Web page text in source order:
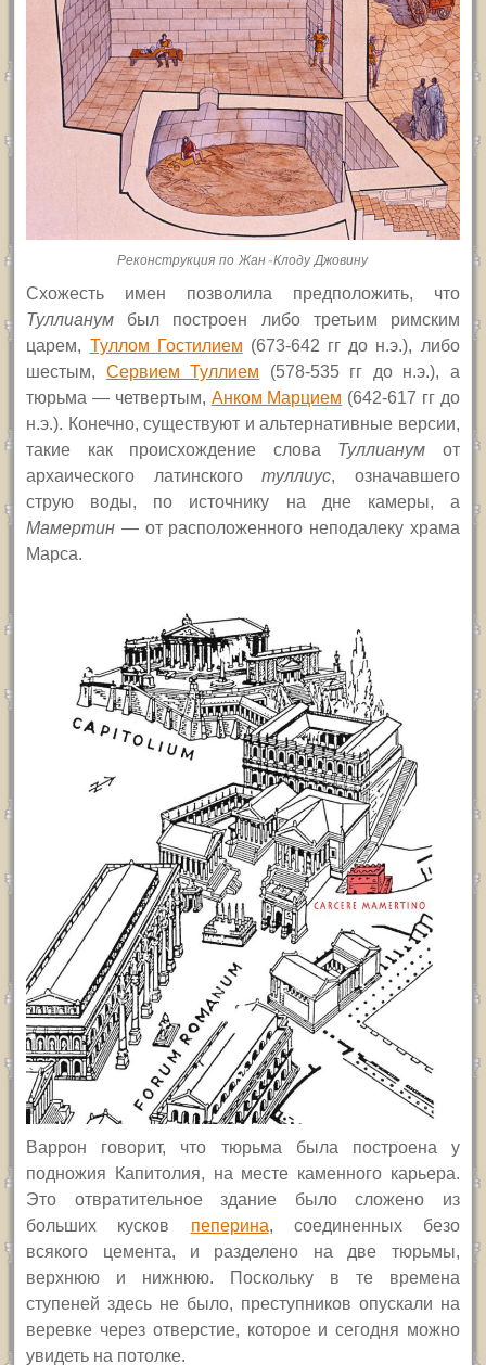
Реконструкция по Жан-Клоду Джовину
Схожесть имен позволила предположить, что
Туллианум был построен либо третьим
римским
царем, Туллом Гостилием (673-642 гг до н.э.), либо
шестым, Сервием Туллием (578-535 гг до н.э.), а
тюрьма — четвертым, Анком Марцием (642-617 гг до
н.э.). Конечно, существуют и альтернативные версии,
такие как происхождение слова Туллианум от
архаического латинскоготуллиус, означавшего
струю воды, по источнику на дне камеры, а
Мамертин — от расположенного неподалеку храма
Марса.
Варрон говорит, что тюрьма была построена у
подножия Капитолия, на месте каменного карьера.
Это отвратительное здание было сложено из
больших кусков пеперина, соединенных безо
всякого цемента, и разделено на две тюрьмы,
верхнюю и нижнюю. Поскольку в те времена
ступеней здесь не было, преступников опускали на
веревке через отверстие, которое и сегодня можно
увидеть на потолке.